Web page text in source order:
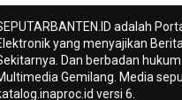
adalah
yang menyajikan
Dan berbadan
Gemilang. Media
versi 6.